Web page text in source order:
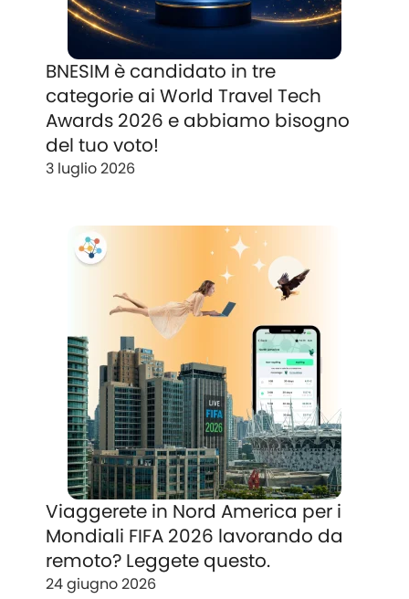
BNESIM è candidato in tre
categorie ai World Travel Tech
Awards 2026 e abbiamo bisogno
del tuo voto!
3 luglio 2026
Viaggerete in Nord America per i
Mondiali FIFA 2026 lavorando da
remoto? Leggete questo.
24 giugno 2026